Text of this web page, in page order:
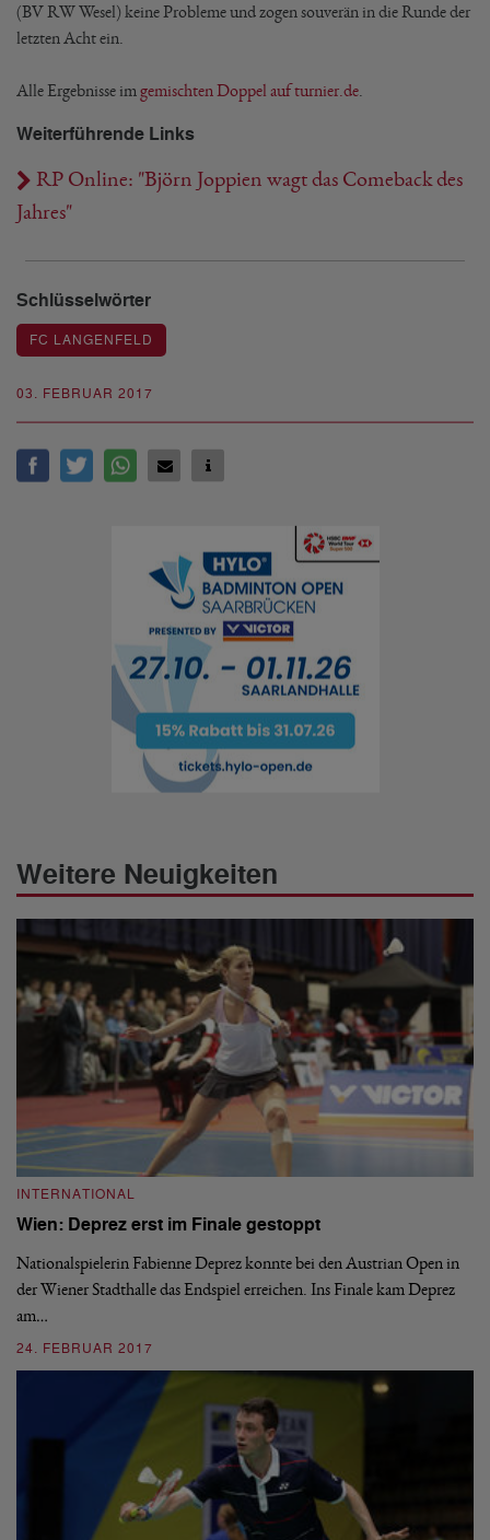
03. FEBRUAR 2017
(BV RW Wesel) keine Probleme und zogen souverän in die Runde der
letzten Acht ein.
Alle Ergebnisse im gemischten Doppel auf turnier.de
Weiterführende Links
RP Online: "Björn Joppien wagt das Comeback des
Jahres"
Schlüsselwörter
FC LANGENFELD
Weitere Neuigkeiten
INTERNATIONAL
Wien: Deprez erst im Finale gestoppt
Nationalspielerin Fabienne Deprez konnte bei den Austrian Open in
der Wiener Stadthalle das Endspiel erreichen. Ins Finale kam Deprez
am…
24. FEBRUAR 2017